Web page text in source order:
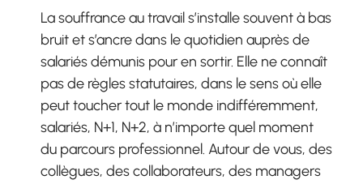
La souffrance au travail s’installe souvent à bas
bruit et s’ancre dans le quotidien auprès de
salariés démunis pour en sortir. Elle ne connaît
pas de règles statutaires, dans le sens où elle
peut toucher tout le monde indifféremment,
salariés, N+1, N+2, à n’importe quel moment
du parcours professionnel. Autour de vous, des
collègues, des collaborateurs, des managers